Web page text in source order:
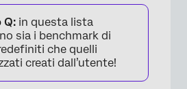
Q: in questa lista
sia i benchmark di
che quelli
creati dall’utente!